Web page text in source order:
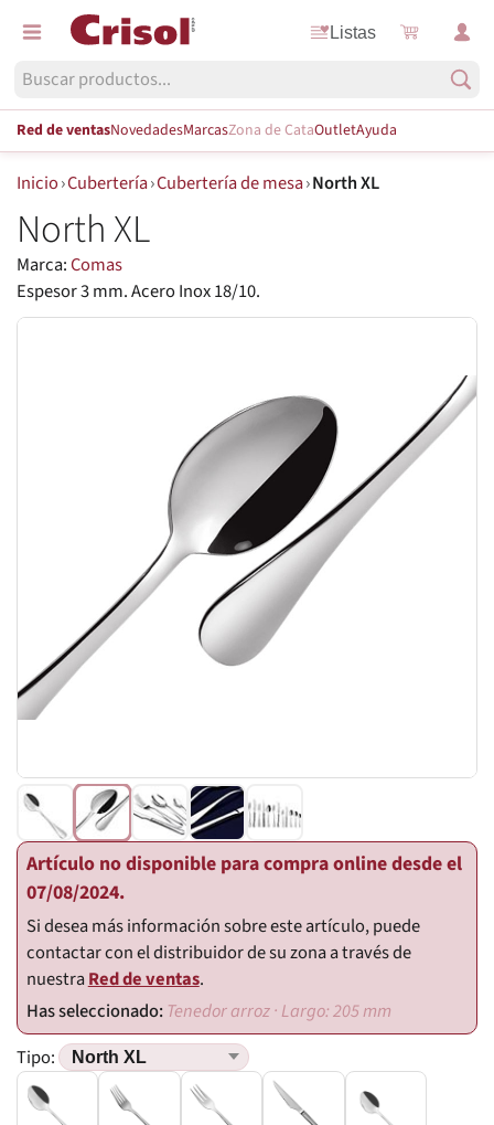
Listas
Red de ventasNovedadesMarcasZona de CataOutletAyuda
Inicio›Cubertería›Cubertería de mesa›North XL
North XL
Marca:Comas
Espesor 3 mm. Acero Inox 18/10.
Artículo no disponible para compra online desde el
07/08/2024.
Si desea más información sobre este artículo, puede
contactar con el distribuidor de su zona a través de
nuestraRed de ventas.
Tenedor arroz · Largo: 205 mm
Tipo: